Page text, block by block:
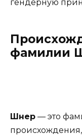
гендерную
фамилии
Шнер — это